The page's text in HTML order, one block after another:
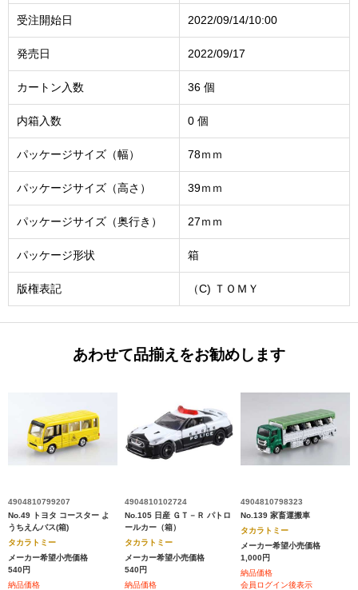
受注開始日 2022/09/14/10:00
発売日 2022/09/17
カートン入数 36 個
内箱入数 0 個
パッケージサイズ（幅） 78ｍｍ
パッケージサイズ（高さ） 39ｍｍ
パッケージサイズ（奥行き） 27ｍｍ
パッケージ形状 箱
版権表記 （C) ＴＯＭＹ
あわせて品揃えをお勧めします
4904810799207
No.49 トヨタ コースター よ
うちえんバス(箱)
タカラトミー
メーカー希望小売価格
540円
納品価格
4904810102724
No.105 日産 ＧＴ－Ｒ パトロ
ールカー（箱）
タカラトミー
メーカー希望小売価格
540円
納品価格
4904810798323
No.139 家畜運搬車
タカラトミー
メーカー希望小売価格
1,000円
納品価格
会員ログイン後表示